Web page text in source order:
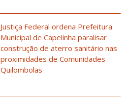
Justiça Federal ordena Prefeitura
Municipal de Capelinha paralisar
construção de aterro sanitário nas
proximidades de Comunidades
Quilombolas